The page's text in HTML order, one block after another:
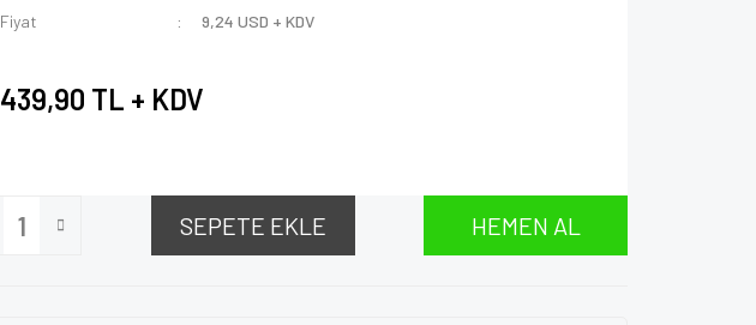
Fiyat
9,24 USD + KDV
439,90 TL + KDV
SEPETE EKLE HEMEN AL